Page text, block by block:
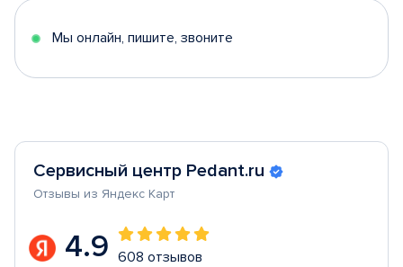
5
Мы онлайн, пишите, звоните
Сервисный центр Pedant.ru
Отзывы из Яндекс Карт
4.9 608 отзывов